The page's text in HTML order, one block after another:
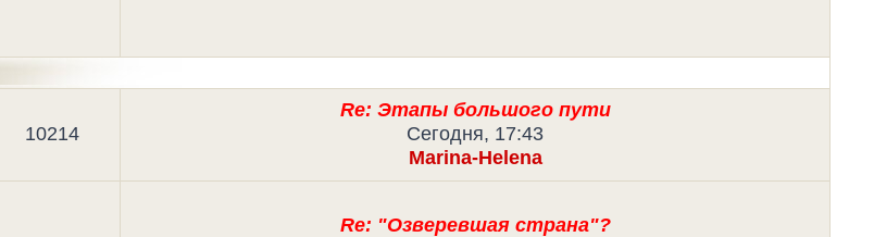
10214
Re: Этапы большого пути
Сегодня, 17:43
Marina-Helena
Re: "Озверевшая страна"?